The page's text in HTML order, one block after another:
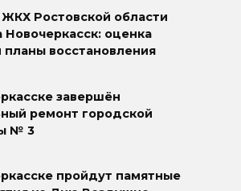
Ростовской области
Новочеркасск: оценка
восстановления
завершён
ремонт городской
№ 3
пройдут памятные